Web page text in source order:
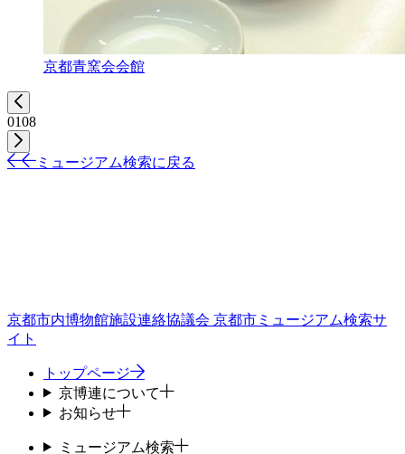
京都青窯会会館
0108
ミュージアム検索に戻る
京都市内博物館施設連絡協議会 京都市ミュージアム検索サ
イト
トップページ
京博連について
お知らせ
ミュージアム検索